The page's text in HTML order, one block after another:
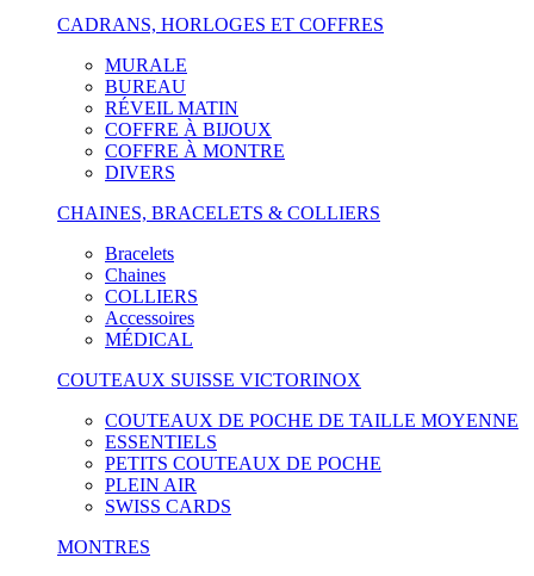
CADRANS, HORLOGES ET COFFRES
MURALE
BUREAU
RÉVEIL MATIN
COFFRE À BIJOUX
COFFRE À MONTRE
DIVERS
CHAINES, BRACELETS & COLLIERS
Bracelets
Chaines
COLLIERS
Accessoires
MÉDICAL
COUTEAUX SUISSE VICTORINOX
COUTEAUX DE POCHE DE TAILLE MOYENNE
ESSENTIELS
PETITS COUTEAUX DE POCHE
PLEIN AIR
SWISS CARDS
MONTRES